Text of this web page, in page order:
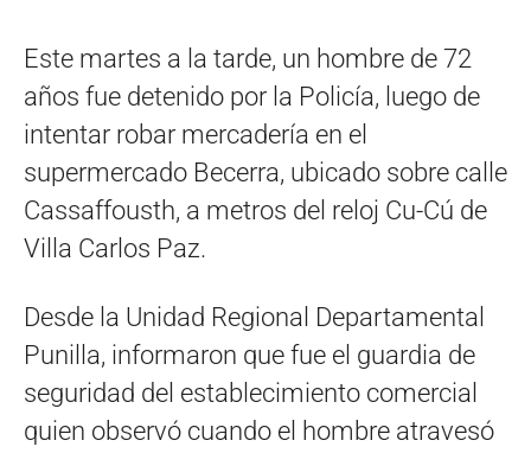
Este martes a la tarde, un hombre de 72
años fue detenido por la Policía, luego de
intentar robar mercadería en el
supermercado Becerra, ubicado sobre calle
Cassaffousth, a metros del reloj Cu-Cú de
Villa Carlos Paz.
Desde la Unidad Regional Departamental
Punilla, informaron que fue el guardia de
seguridad del establecimiento comercial
quien observó cuando el hombre atravesó